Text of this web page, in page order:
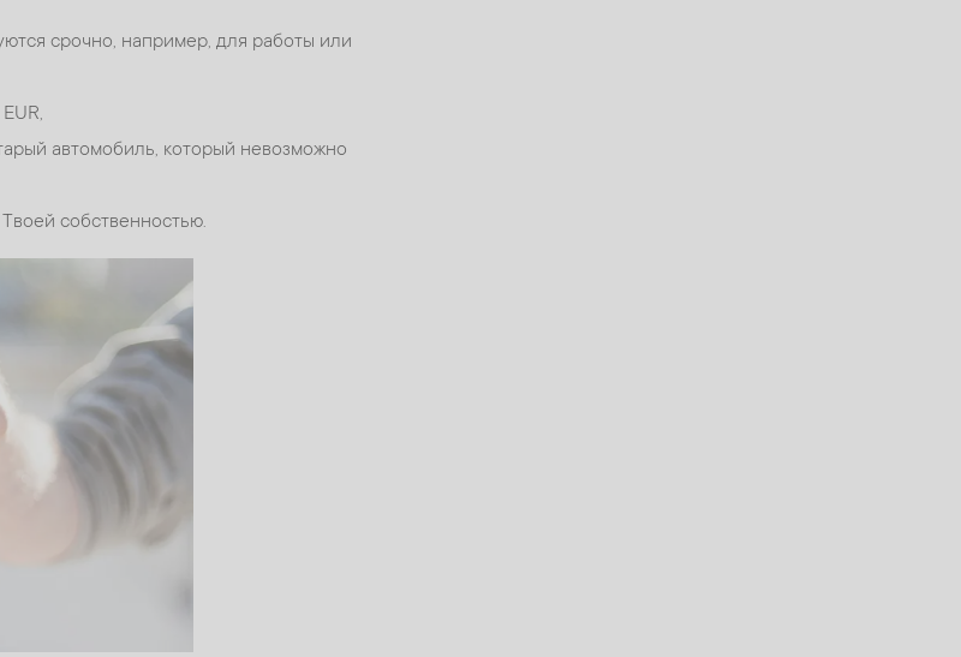
срочно, например, для работы или
автомобиль, который невозможно
собственностью.